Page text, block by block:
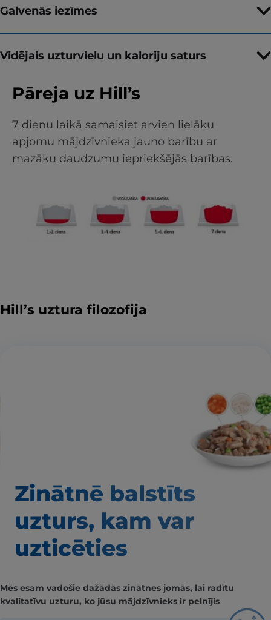
Galvenās iezīmes
Vidējais uzturvielu un kaloriju saturs
Pāreja uz Hill’s
7 dienu laikā samaisiet arvien lielāku
apjomu mājdzīvnieka jauno barību ar
mazāku daudzumu iepriekšējās barības.
Hill’s uztura filozofija
Zinātnē balstīts
uzturs, kam var
uzticēties
Mēs esam vadošie dažādās zinātnes jomās, lai radītu
kvalitatīvu uzturu, ko jūsu mājdzīvnieks ir pelnījis